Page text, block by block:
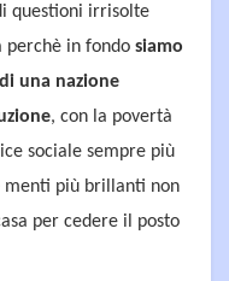
questioni irrisolte
perchè in fondo siamo
una nazione
, con la povertà
sociale sempre più
menti più brillanti non
per cedere il posto